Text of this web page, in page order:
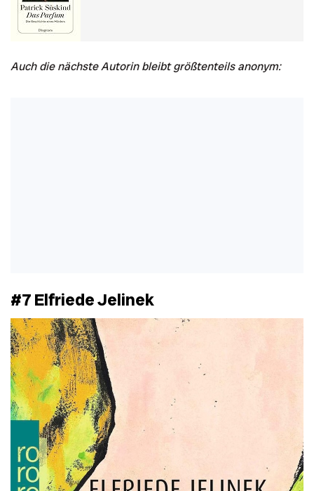
Auch die nächste Autorin bleibt größtenteils anonym:
#7 Elfriede Jelinek